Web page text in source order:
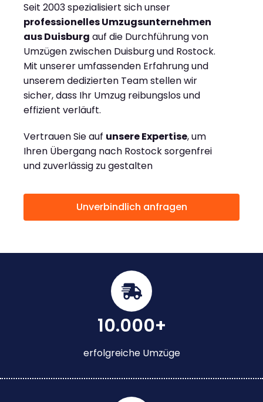
Seit 2003 spezialisiert sich unser
professionelles Umzugsunternehmen
aus Duisburg auf die Durchführung von
Umzügen zwischen Duisburg und Rostock.
Mit unserer umfassenden Erfahrung und
unserem dedizierten Team stellen wir
sicher, dass Ihr Umzug reibungslos und
effizient verläuft.
Vertrauen Sie auf unsere Expertise, um
Ihren Übergang nach Rostock sorgenfrei
und zuverlässig zu gestalten
Unverbindlich anfragen
10.000+
erfolgreiche Umzüge